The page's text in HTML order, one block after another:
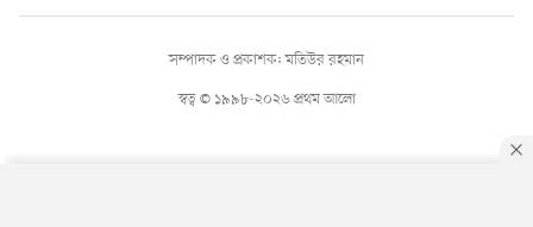
স্বত্ব © ১৯৯৮-২০২৬ প্রথম আলো
সম্পাদক ও প্রকাশক: মতিউর রহমান